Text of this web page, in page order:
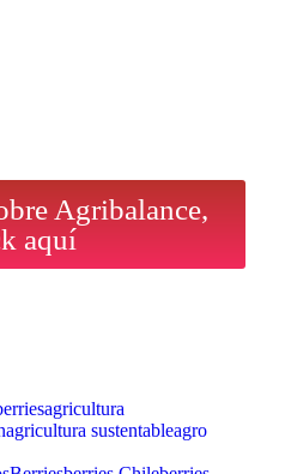
Agribalance,
aquí
agricultura
agricultura sustentableagro